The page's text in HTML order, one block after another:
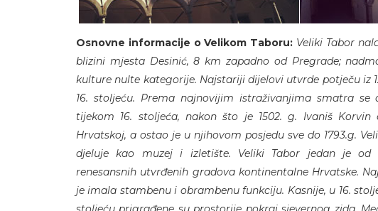
Osnovne informacije o Velikom Taboru: Veliki Tabor
blizini mjesta Desinić, 8 km zapadno od Pregrade;
kulture nulte kategorije. Najstariji dijelovi utvrde potječu iz
16. stoljeću. Prema najnovijim istraživanjima smatra
tijekom 16. stoljeća, nakon što je 1502. g. Ivaniš
Hrvatskoj, a ostao je u njihovom posjedu sve do 1793.g.
djeluje kao muzej i izletište. Veliki Tabor jedan je od
renesansnih utvrđenih gradova kontinentalne Hrvatske.
je imala stambenu i obrambenu funkciju. Kasnije, u 16.